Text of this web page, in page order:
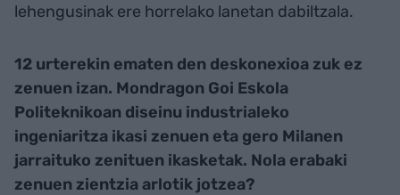
lehengusinak ere horrelako lanetan dabiltzala.
12 urterekin ematen den deskonexioa zuk ez
zenuen izan. Mondragon Goi Eskola
Politeknikoan diseinu industrialeko
ingeniaritza ikasi zenuen eta gero Milanen
jarraituko zenituen ikasketak. Nola erabaki
zenuen zientzia arlotik jotzea?